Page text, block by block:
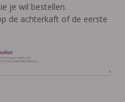
je wil bestellen.
de achterkaft of de eerste